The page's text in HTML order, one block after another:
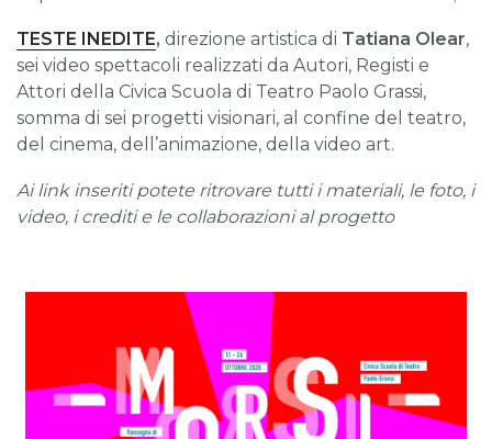
TESTE INEDITE, direzione artistica di Tatiana Olear,
sei video spettacoli realizzati da Autori, Registi e
Attori della Civica Scuola di Teatro Paolo Grassi,
somma di sei progetti visionari, al confine del teatro,
del cinema, dell’animazione, della video art.
Ai link inseriti potete ritrovare tutti i materiali, le foto, i
video, i crediti e le collaborazioni al progetto